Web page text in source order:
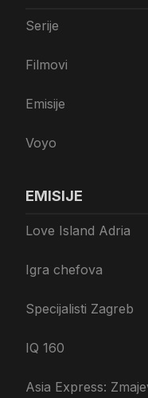
Serije
Filmovi
Emisije
Voyo
EMISIJE
Love Island Adria
Igra chefova
Specijalisti Zagreb
IQ 160
Asia Express: